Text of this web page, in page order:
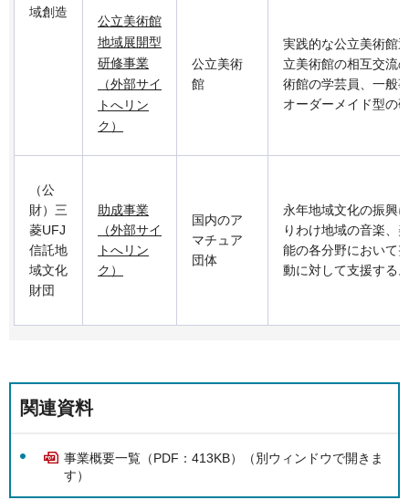
域創造
公立美術館
地域展開型
研修事業
（外部サイ
トへリン
ク）
公立美術
館
実践的な公立美術館
立美術館の相互交流
術館の学芸員、一般
オーダーメイド型の
（公
財）三
菱UFJ
信託地
域文化
財団
助成事業
（外部サイ
トへリン
ク）
国内のア
マチュア
団体
永年地域文化の振興
りわけ地域の音楽、
能の各分野において
動に対して支援する
関連資料
事業概要一覧（PDF：413KB）（別ウィンドウで開きま
す）